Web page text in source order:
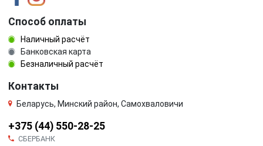
Способ оплаты
Наличный расчёт
Банковская карта
Безналичный расчёт
Контакты
Беларусь, Минский район, Самохваловичи
+375 (44) 550-28-25
СБЕРБАНК